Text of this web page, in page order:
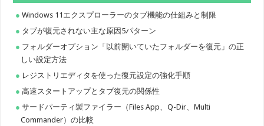
Windows 11エクスプローラーのタブ機能の仕組みと制限
タブが復元されない主な原因5パターン
フォルダーオプション「以前開いていたフォルダーを復元」の正
しい設定方法
レジストリエディタを使った復元設定の強化手順
高速スタートアップとタブ復元の関係性
サードパーティ製ファイラー（Files App、Q-Dir、Multi
Commander）の比較